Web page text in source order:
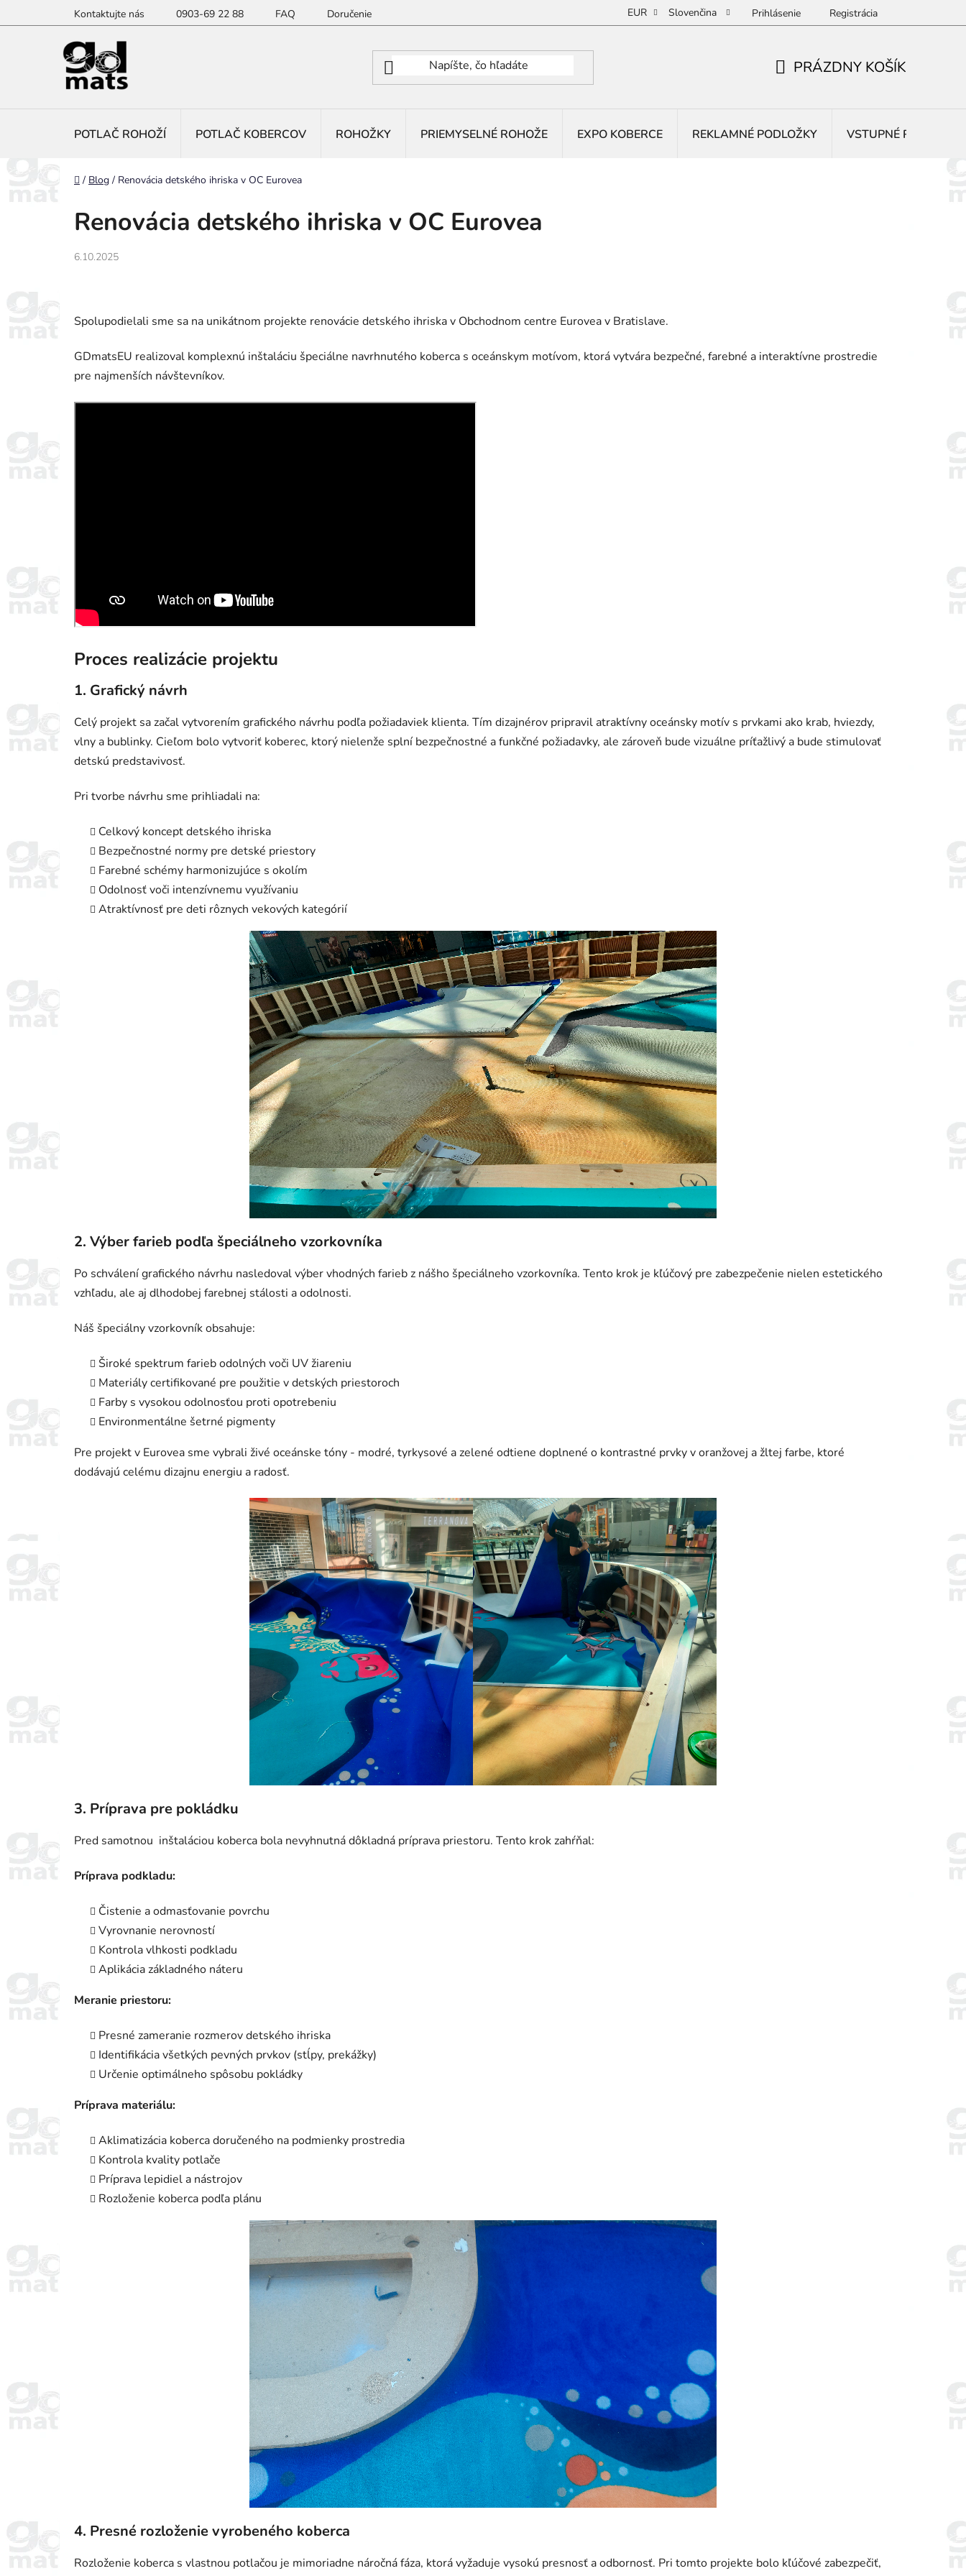
na
Kontaktujte nás 0903-69 22 88 FAQ Doručenie EUR Slovenčina Prihlásenie Registrácia
PRÁZDNY KOŠÍK
POTLAČ ROHOŽÍ POTLAČ KOBERCOV ROHOŽKY PRIEMYSELNÉ ROHOŽE EXPO KOBERCE REKLAMNÉ PODLOŽKY VSTUPNÉ ROHOŽE
Domov
/ Blog / Renovácia detského ihriska v OC Eurovea
Renovácia detského ihriska v OC Eurovea
6.10.2025
Spolupodielali sme sa na unikátnom projekte renovácie detského ihriska v Obchodnom centre Eurovea v Bratislave.
GDmatsEU realizoval komplexnú inštaláciu špeciálne navrhnutého koberca s oceánskym motívom, ktorá vytvára bezpečné, farebné a interaktívne prostredie
pre najmenších návštevníkov.
Proces realizácie projektu
1. Grafický návrh
Celý projekt sa začal vytvorením grafického návrhu podľa požiadaviek klienta. Tím dizajnérov pripravil atraktívny oceánsky motív s prvkami ako krab, hviezdy,
vlny a bublinky. Cieľom bolo vytvoriť koberec, ktorý nielenže splní bezpečnostné a funkčné požiadavky, ale zároveň bude vizuálne príťažlivý a bude stimulovať
detskú predstavivosť.
Pri tvorbe návrhu sme prihliadali na:
Celkový koncept detského ihriska
Bezpečnostné normy pre detské priestory
Farebné schémy harmonizujúce s okolím
Odolnosť voči intenzívnemu využívaniu
Atraktívnosť pre deti rôznych vekových kategórií
2. Výber farieb podľa špeciálneho vzorkovníka
Po schválení grafického návrhu nasledoval výber vhodných farieb z nášho špeciálneho vzorkovníka. Tento krok je kľúčový pre zabezpečenie nielen estetického
vzhľadu, ale aj dlhodobej farebnej stálosti a odolnosti.
Náš špeciálny vzorkovník obsahuje:
Široké spektrum farieb odolných voči UV žiareniu
Materiály certifikované pre použitie v detských priestoroch
Farby s vysokou odolnosťou proti opotrebeniu
Environmentálne šetrné pigmenty
Pre projekt v Eurovea sme vybrali živé oceánske tóny - modré, tyrkysové a zelené odtiene doplnené o kontrastné prvky v oranžovej a žltej farbe, ktoré
dodávajú celému dizajnu energiu a radosť.
3. Príprava pre pokládku
Pred samotnou inštaláciou koberca bola nevyhnutná dôkladná príprava priestoru. Tento krok zahŕňal:
Príprava podkladu:
Čistenie a odmasťovanie povrchu
Vyrovnanie nerovností
Kontrola vlhkosti podkladu
Aplikácia základného náteru
Meranie priestoru:
Presné zameranie rozmerov detského ihriska
Identifikácia všetkých pevných prvkov (stĺpy, prekážky)
Určenie optimálneho spôsobu pokládky
Príprava materiálu:
Aklimatizácia koberca doručeného na podmienky prostredia
Kontrola kvality potlače
Príprava lepidiel a nástrojov
Rozloženie koberca podľa plánu
4. Presné rozloženie vyrobeného koberca
Rozloženie koberca s vlastnou potlačou je mimoriadne náročná fáza, ktorá vyžaduje vysokú presnosť a odbornosť. Pri tomto projekte bolo kľúčové zabezpečiť,